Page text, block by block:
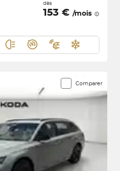
dès
153 € /mois
Comparer